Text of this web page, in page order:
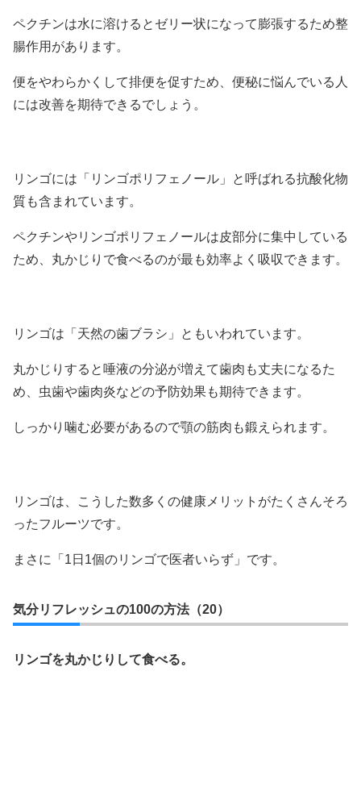
ペクチンは水に溶けるとゼリー状になって膨張するため整
腸作用があります。
便をやわらかくして排便を促すため、便秘に悩んでいる人
には改善を期待できるでしょう。
リンゴには「リンゴポリフェノール」と呼ばれる抗酸化物
質も含まれています。
ペクチンやリンゴポリフェノールは皮部分に集中している
ため、丸かじりで食べるのが最も効率よく吸収できます。
リンゴは「天然の歯ブラシ」ともいわれています。
丸かじりすると唾液の分泌が増えて歯肉も丈夫になるた
め、虫歯や歯肉炎などの予防効果も期待できます。
しっかり噛む必要があるので顎の筋肉も鍛えられます。
リンゴは、こうした数多くの健康メリットがたくさんそろ
ったフルーツです。
まさに「1日1個のリンゴで医者いらず」です。
気分リフレッシュの100の方法（20）
リンゴを丸かじりして食べる。